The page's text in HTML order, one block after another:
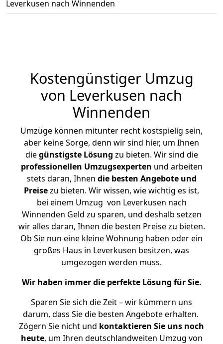
Leverkusen nach Winnenden
Kostengünstiger Umzug
von Leverkusen nach
Winnenden
Umzüge können mitunter recht kostspielig sein,
aber keine Sorge, denn wir sind hier, um Ihnen
diegünstigste Lösung zu bieten. Wir sind die
professionellen Umzugsexperten und arbeiten
stets daran, Ihnen die besten Angebote und
Preisezu bieten. Wir wissen, wie wichtig es ist,
bei einem Umzug von Leverkusen nach
Winnenden Geld zu sparen, und deshalb setzen
wir alles daran, Ihnen die besten Preise zu bieten.
Ob Sie nun eine kleine Wohnung haben oder ein
großes Haus in Leverkusen besitzen, was
umgezogen werden muss.
Wir haben immer die perfekte Lösung für Sie.
Sparen Sie sich die Zeit – wir kümmern uns
darum, dass Sie die besten Angebote erhalten.
Zögern Sie nicht und kontaktieren Sie uns noch
heute, um Ihren deutschlandweiten Umzug von